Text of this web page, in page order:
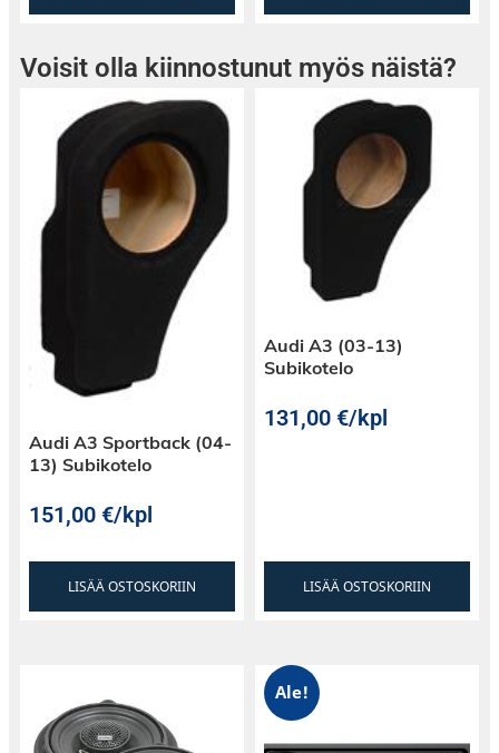
Voisit olla kiinnostunut myös näistä?
Audi A3 Sportback (04-
13) Subikotelo
151,00€/kpl
LISÄÄ OSTOSKORIIN
Audi A3 (03-13)
Subikotelo
131,00€/kpl
LISÄÄ OSTOSKORIIN
Ale!